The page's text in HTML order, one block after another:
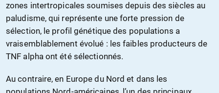
zones intertropicales soumises depuis des siècles au
paludisme, qui représente une forte pression de
sélection, le profil génétique des populations a
vraisemblablement évolué : les faibles producteurs de
TNF alpha ont été sélectionnés.
Au contraire, en Europe du Nord et dans les